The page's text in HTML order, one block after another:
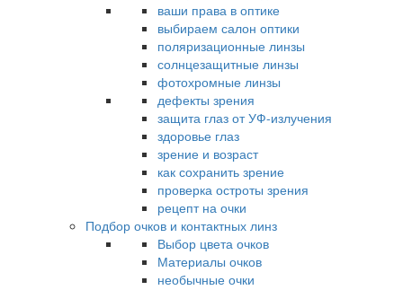
ваши права в оптике
выбираем салон оптики
поляризационные линзы
солнцезащитные линзы
фотохромные линзы
дефекты зрения
защита глаз от УФ-излучения
здоровье глаз
зрение и возраст
как сохранить зрение
проверка остроты зрения
рецепт на очки
Подбор очков и контактных линз
Выбор цвета очков
Материалы очков
необычные очки